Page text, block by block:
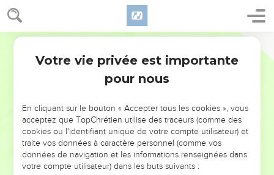
NE MANQUEZ PAS L’ÉVÉNEMENT
DE L’ANNÉE !
ET SI LEURS ERREURS POUVAIENT VOUS ÉVITER LES
VOTRES ?
Votre vie privée est importante
pour nous
En cliquant sur le bouton « Accepter tous les cookies », vous
acceptez que TopChrétien utilise des traceurs (comme des
cookies ou l'identifiant unique de votre compte utilisateur) et
traite vos données à caractère personnel (comme vos
données de navigation et les informations renseignées dans
votre compte utilisateur) dans les buts suivants :